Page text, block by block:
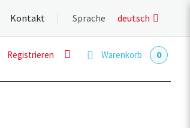
Kontakt Sprache deutsch
Registrieren Warenkorb 0